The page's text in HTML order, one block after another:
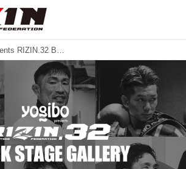
Yogibo presents RIZIN.32 BACKSTAGE GALLERY